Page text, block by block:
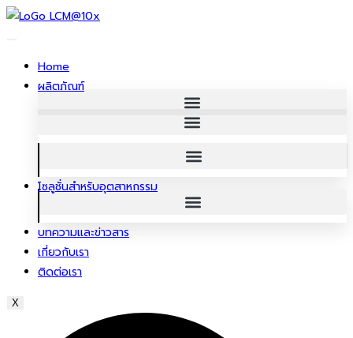
ข้าม
Home
ผลิตภัณฑ์
โซลูชั่นสําหรับอุตสาหกรรม
บทความและข่าวสาร
เกี่ยวกับเรา
ติดต่อเรา
X